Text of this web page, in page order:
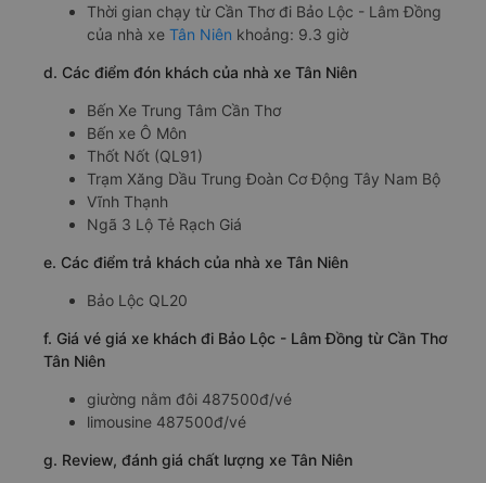
Thời gian chạy từ Cần Thơ đi Bảo Lộc - Lâm Đồng
của nhà xe Tân Niên khoảng: 9.3 giờ
d. Các điểm đón khách của nhà xe Tân Niên
Bến Xe Trung Tâm Cần Thơ
Bến xe Ô Môn
Thốt Nốt (QL91)
Trạm Xăng Dầu Trung Đoàn Cơ Động Tây Nam Bộ
Vĩnh Thạnh
Ngã 3 Lộ Tẻ Rạch Giá
e. Các điểm trả khách của nhà xe Tân Niên
Bảo Lộc QL20
f. Giá vé giá xe khách đi Bảo Lộc - Lâm Đồng từ Cần Thơ
Tân Niên
giường nằm đôi 487500đ/vé
limousine 487500đ/vé
g. Review, đánh giá chất lượng xe Tân Niên